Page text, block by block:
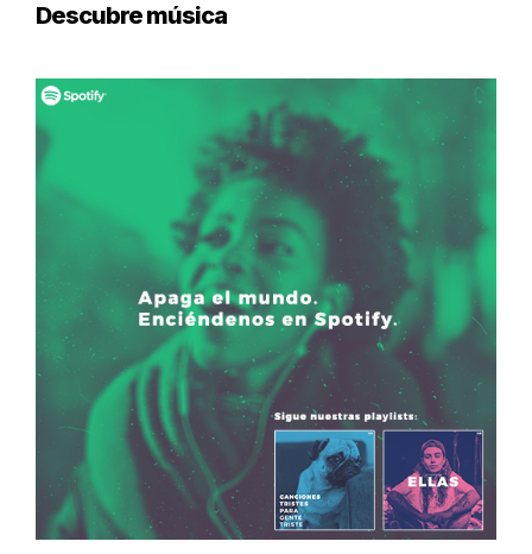
Descubre música